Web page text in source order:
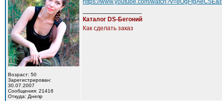
Возраст: 50
Зарегистрирован:
30.07.2007
Сообщения: 21416
Откуда: Днепр
https://www.youtube.com/
Каталог DS-Бегоний
Как сделать заказ